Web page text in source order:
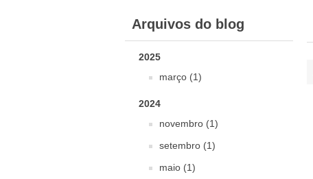
Arquivos do blog
2025
março (1)
2024
novembro (1)
setembro (1)
maio (1)